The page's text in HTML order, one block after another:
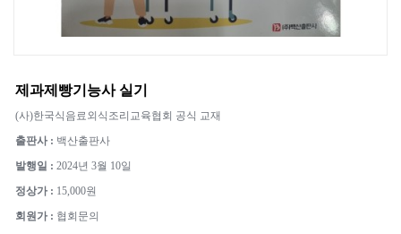
제과제빵기능사 실기
(사)한국식음료외식조리교육협회 공식 교재
출판사 : 백산출판사
발행일 :2024년 3월 10일
정상가 : 15,000원
회원가 : 협회문의